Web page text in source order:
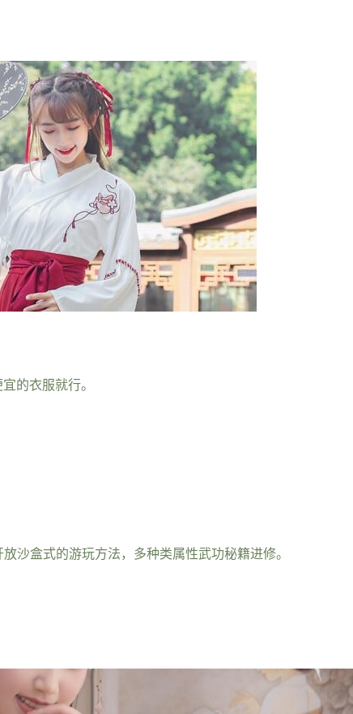
的衣服就行。
盒式的游玩方法，多种类属性武功秘籍进修。